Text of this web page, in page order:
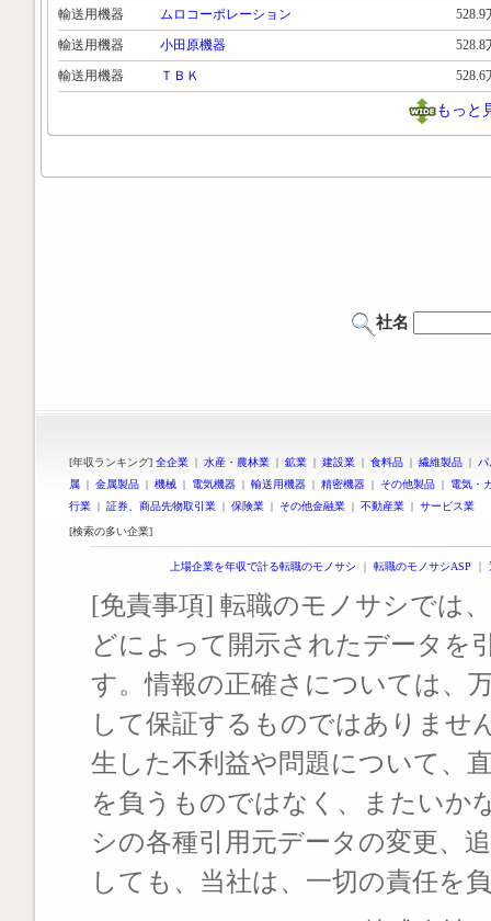
輸送用機器
ムロコーポレーション
528.9
輸送用機器
小田原機器
528.8
輸送用機器
ＴＢＫ 528.6
もっと
社名
[年収ランキング] 全企業 | 水産・農林業 | 鉱業 | 建設業 | 食料品 | 繊維製品 |
属 | 金属製品 | 機械 | 電気機器 | 輸送用機器 | 精密機器 | その他製品 | 電気・
行業 | 証券、商品先物取引業 | 保険業 | その他金融業 | 不動産業 | サービス業
[検索の多い企業]
上場企業を年収で計る転職のモノサシ ｜ 転職のモノサシASP ｜
[免責事項] 転職のモノサシでは
どによって開示されたデータを
す。情報の正確さについては、
して保証するものではありませ
生した不利益や問題について、
を負うものではなく、またいか
シの各種引用元データの変更、
しても、当社は、一切の責任を